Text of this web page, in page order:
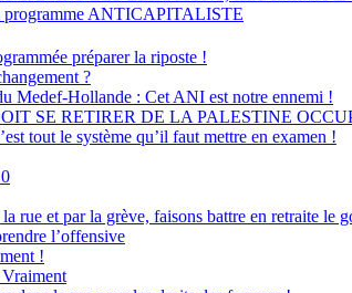
programme ANTICAPITALISTE
préparer la riposte !
?
Medef-Hollande : Cet ANI est notre ennemi !
SE RETIRER DE LA PALESTINE
tout le système qu’il faut mettre en examen !
rue et par la grève, faisons battre en retraite le
l’offensive
!